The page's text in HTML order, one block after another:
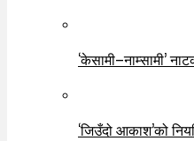
‘केसामी–नाम्सामी’
‘जिउँदो आकाश’को